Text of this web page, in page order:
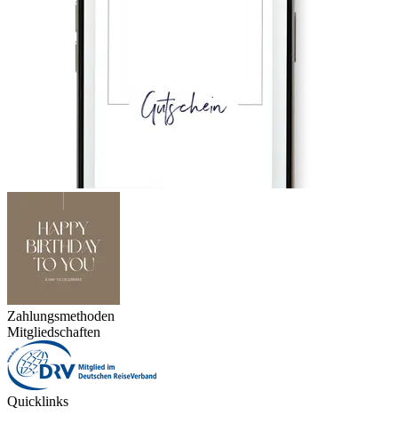
Zahlungsmethoden
Mitgliedschaften
Quicklinks